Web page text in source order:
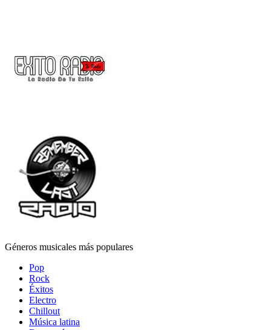
Géneros musicales más populares
Pop
Rock
Éxitos
Electro
Chillout
Música latina